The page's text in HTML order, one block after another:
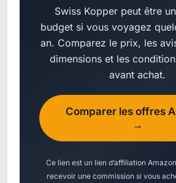
Swiss Kopper peut être
budget si vous voyagez
an. Comparez le prix, les
dimensions et les
avant achat.
Comparer les offres
→
Ce lien est un lien d’affiliation
recevoir une commission si vous